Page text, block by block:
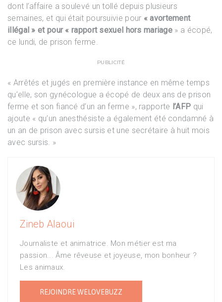
dont l’affaire a soulevé un tollé depuis plusieurs
semaines, et qui était poursuivie pour « avortement
illégal » et pour « rapport sexuel hors mariage » a écopé,
ce lundi, de prison ferme.
PUBLICITÉ
« Arrêtés et jugés en première instance en même temps
qu’elle, son gynécologue a écopé de deux ans de prison
ferme et son fiancé d’un an ferme », rapporte l’AFP qui
ajoute « qu’un anesthésiste a également été condamné à
un an de prison avec sursis et une secrétaire à huit mois
avec sursis. »
Zineb Alaoui
Journaliste et animatrice. Mon métier est ma
passion... Âme rêveuse et joyeuse, mon bonheur ?
Les animaux.
REJOINDRE WELOVEBUZZ